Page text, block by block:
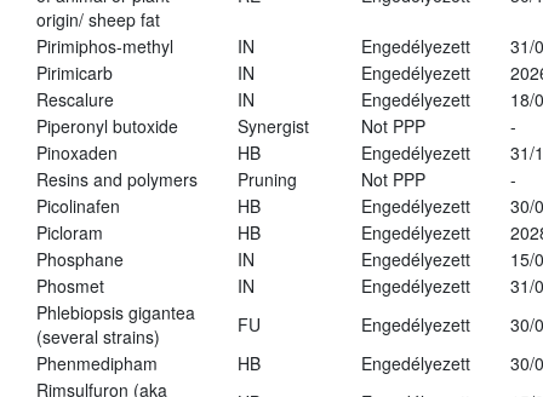
origin/ sheep fat
Pirimiphos-methyl IN Engedélyezett
31/
Pirimicarb
IN Engedélyezett
Rescalure
IN Engedélyezett
18/
Piperonyl butoxide
Synergist Not PPP
-
Pinoxaden
HB Engedélyezett
31/
Resins and polymers
Pruning Not PPP
-
Picolinafen
HB Engedélyezett
30/
Picloram
HB Engedélyezett
Phosphane
IN Engedélyezett
15/
Phosmet
IN Engedélyezett
31/
Phlebiopsis gigantea
(several strains)
FU Engedélyezett
30/
Phenmedipham
HB Engedélyezett
30/
Rimsulfuron (aka